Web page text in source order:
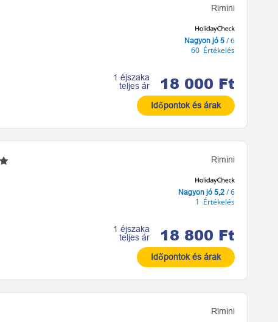
Rimini
Nagyon jó 5 / 6
60 Értékelés
1 éjszaka
teljes ár
18 000 Ft
Időpontok és árak
Rimini
Nagyon jó 5,2 / 6
1 Értékelés
1 éjszaka
teljes ár
18 800 Ft
Időpontok és árak
Rimini